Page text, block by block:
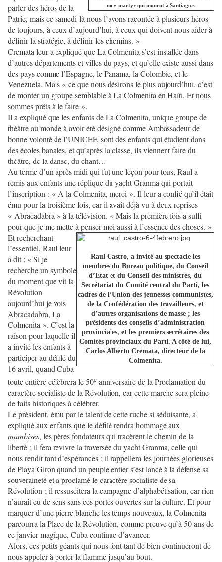
un « martyr qui mourut à Santiago».
parler des héros de la
Patrie, mais ce samedi-là nous l’avons racontée à plusieurs héros
de toujours, à ceux d’aujourd’hui, à ceux qui doivent nous aider à
définir la stratégie, à définir les chemins. »
Cremata leur a expliqué que La Colmenita s’est installée dans
d’autres départements et villes du pays, et qu’elle existe aussi dans
des pays comme l’Espagne, le Panama, la Colombie, et le
Venezuela. Mais « ce que nous désirons le plus aujourd’hui, c’est
de monter un groupe semblable à La Colmenita en Haïti. Et nous
sommes prêts à le faire ».
Il a expliqué que les enfants de La Colmenita, unique groupe de
théâtre au monde à avoir été désigné comme Ambassadeur de
bonne volonté de l’UNICEF, sont des enfants qui étudient dans
des écoles banales, et qu’après la classe, ils viennent faire du
théâtre, de la danse, du chant…
Au terme d’un après midi qui fut une leçon pour tous, Raul a
remis aux enfants une réplique du yacht Granma qui portait
l’inscription : « A la Colmenita, merci ». Il leur a confié qu’il était
ému pour la troisième fois, car il avait déjà vu à deux reprises
« Abracadabra » à la télévision. « Mais la première fois a suffi
pour que je me mette à penser moi aussi à l’essence des choses. »
Raul Castro, a invité au spectacle les
membres du Bureau politique, du Conseil
d’Etat et du Conseil des ministres, du
Secrétariat du Comité central du Parti, les
cadres de l’Union des jeunesses communistes,
de la Confédération des travailleurs, et
d’autres organisations de masse ; les
présidents des conseils d’administration
provinciales, et les premiers secrétaires des
Comités provinciaux du Parti. A côté de lui,
Carlos Alberto Cremata, directeur de la
Colmenita.
Et recherchant
l’essentiel, Raul leur
a dit : « Si je
recherche un symbole
du moment que vit la
Révolution
aujourd’hui je vois
Abracadabra, La
Colmenita ». C’est la
raison pour laquelle il
a invité les enfants à
participer au défilé du
16 avril, quand Cuba
toute entière célèbrera le 50e anniversaire de la Proclamation du
caractère socialiste de la Révolution, car cette marche sera pleine
de faits historiques à célébrer.
Le président, ému par le talent de cette ruche si séduisante, a
expliqué aux enfants que le défilé rendra hommage aux
mambises, les pères fondateurs qui tracèrent le chemin de la
liberté ; il fera revivre la traversée du yacht Granma, celle qui
nous rendit tant d’espérances ; il rappellera les journées glorieuses
de Playa Giron quand un peuple entier s’est lancé à la défense sa
souveraineté et a proclamé le caractère socialiste de sa
Révolution ; il ressuscitera la campagne d’alphabétisation, car rien
n’aurait eu de sens sans ces portes ouvertes sur la culture. Et pour
marquer d’une pierre blanche les temps nouveaux, la Colmenita
parcourra la Place de la Révolution, comme preuve qu’à 50 ans de
ce janvier magique, Cuba continue d’avancer.
Alors, ces petits géants qui nous font tant de bien continueront de
nous appeler à porter la flamme jusqu’au bout.